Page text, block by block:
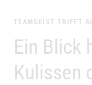
TEAMGEIST TRIFFT
–
Ein Blick
Kulissen